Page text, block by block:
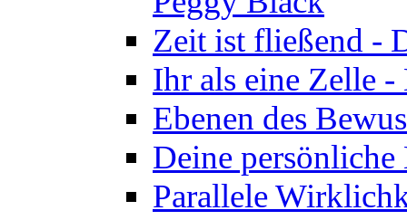
Zeit ist fließend -
Ihr als eine Zelle -
Ebenen des
Deine
Parallele